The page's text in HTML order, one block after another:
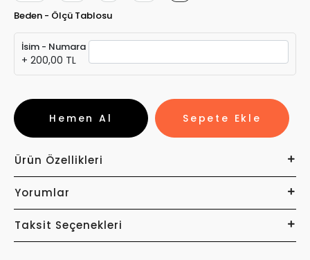
Beden - Ölçü Tablosu
İsim - Numara
+ 200,00 TL
Sepete Ekle
Hemen Al
Ürün Özellikleri
Yorumlar
Taksit Seçenekleri